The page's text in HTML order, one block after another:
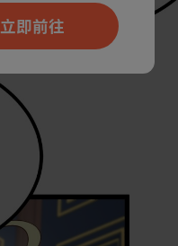
立即前往